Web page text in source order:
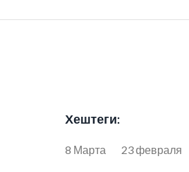
Хештеги:
8 Марта 23 февраля